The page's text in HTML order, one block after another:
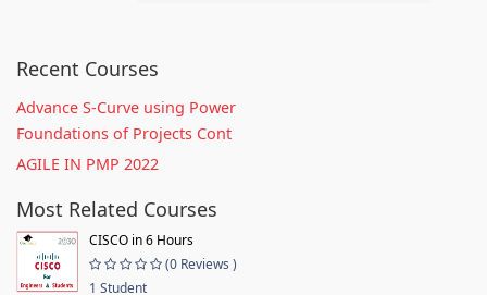
Recent Courses
Advance S-Curve using Power
Foundations of Projects Cont
AGILE IN PMP 2022
Most Related Courses
CISCO in 6 Hours
(0 Reviews )
1 Student